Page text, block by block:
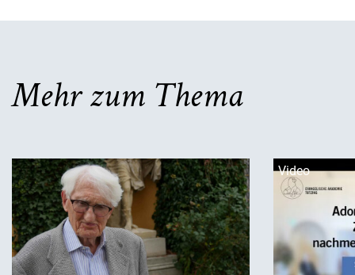
Mehr zum Thema
Video